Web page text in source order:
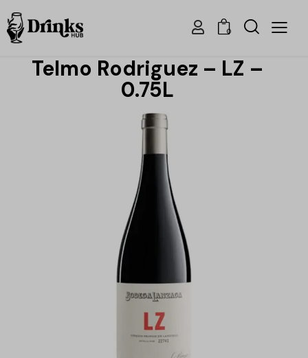
0
Telmo Rodriguez – LZ –
0.75L